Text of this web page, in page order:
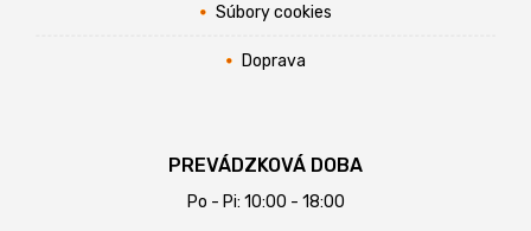
Súbory cookies
Doprava
PREVÁDZKOVÁ DOBA
Po - Pi: 10:00 - 18:00